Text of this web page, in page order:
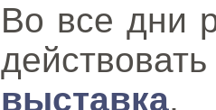
Во все дни
выставка,